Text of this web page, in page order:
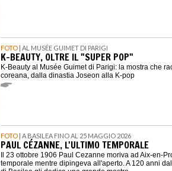
FOTO | AL MUSÉE GUIMET DI PARIGI
K-BEAUTY, OLTRE IL "SUPER POP"
K-Beauty al Musée Guimet di Parigi: la mostra che
coreana, dalla dinastia Joseon alla K-pop
FOTO | A BASILEA FINO AL 25 MAGGIO 2026
PAUL CÉZANNE, L'ULTIMO TEMPORALE
Il 23 ottobre 1906 Paul Cezanne moriva ad Aix-en-
temporale mentre dipingeva all'aperto. A 120 anni